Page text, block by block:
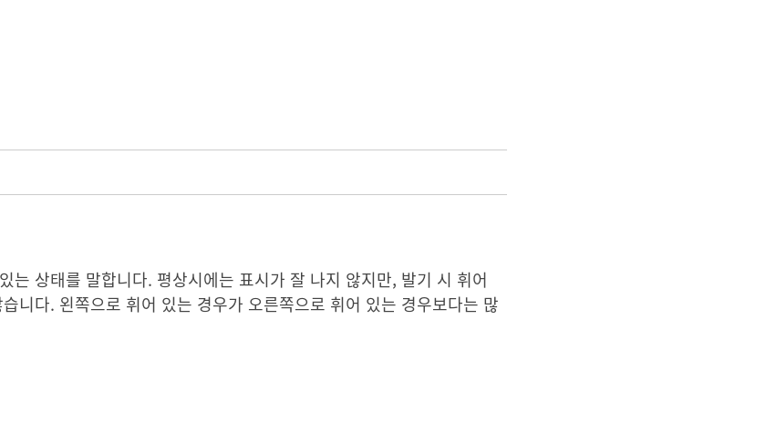
는 상태를 말합니다. 평상시에는 표시가 잘 나지 않지만, 발기 시 휘어
니다. 왼쪽으로 휘어 있는 경우가 오른쪽으로 휘어 있는 경우보다는 많